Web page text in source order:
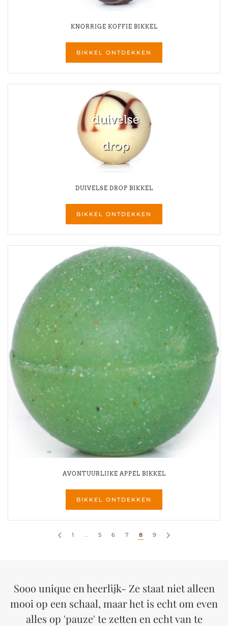
KNORRIGE KOFFIE BIKKEL
BIKKEL ONTDEKKEN
DUIVELSE DROP BIKKEL
BIKKEL ONTDEKKEN
AVONTUURLIJKE APPEL BIKKEL
BIKKEL ONTDEKKEN
1 … 5 6 7 8 9
Sooo unique en heerlijk- Ze staat niet alleen
mooi op een schaal, maar het is echt om even
alles op 'pauze' te zetten en echt van te